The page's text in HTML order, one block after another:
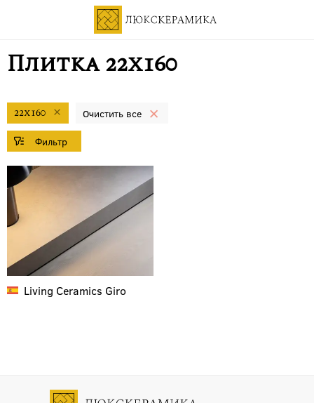
Плитка 22x160
22x160
Living Ceramics Giro